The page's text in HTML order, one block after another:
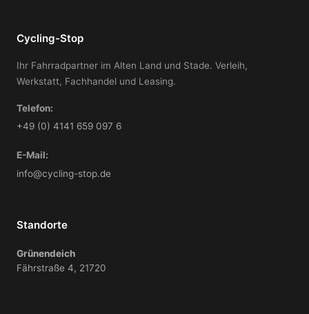
Cycling-Stop
Ihr Fahrradpartner im Alten Land und Stade. Verleih,
Werkstatt, Fachhandel und Leasing.
Telefon:
+49 (0) 4141 659 097 6
E-Mail:
info@cycling-stop.de
Standorte
Grünendeich
Fährstraße 4, 21720